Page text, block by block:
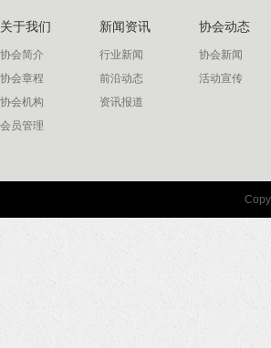
关于我们
协会简介
协会章程
协会机构
会员管理
新闻资讯
行业新闻
前沿动态
资讯报道
协会动态
协会新闻
活动宣传
联系我们